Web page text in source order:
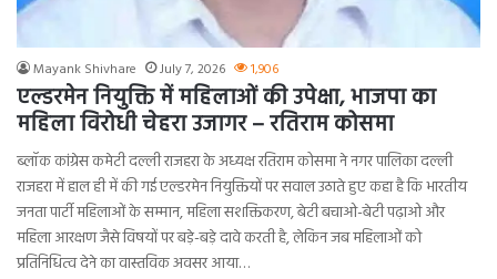
Mayank Shivhare July 7, 2026 1,906
एल्डरमेन नियुक्ति में महिलाओं की उपेक्षा, भाजपा का
महिला विरोधी चेहरा उजागर – रतिराम कोसमा
ब्लॉक कांग्रेस कमेटी दल्ली राजहरा के अध्यक्ष रतिराम कोसमा ने नगर पालिका दल्ली
राजहरा में हाल ही में की गई एल्डरमेन नियुक्तियों पर सवाल उठाते हुए कहा है कि भारतीय
जनता पार्टी महिलाओं के सम्मान, महिला सशक्तिकरण, बेटी बचाओ-बेटी पढ़ाओ और
महिला आरक्षण जैसे विषयों पर बड़े-बड़े दावे करती है, लेकिन जब महिलाओं को
प्रतिनिधित्व देने का वास्तविक अवसर आया…